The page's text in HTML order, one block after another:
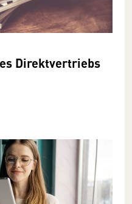
Direktvertriebs